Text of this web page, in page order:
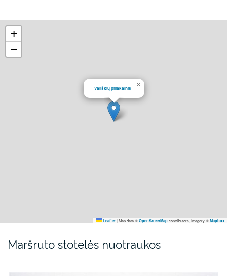
Vališkių piliakalnis ×
+
−
Leaflet |Map data © OpenStreetMap contributors, Imagery © Mapbox
Maršruto stotelės nuotraukos